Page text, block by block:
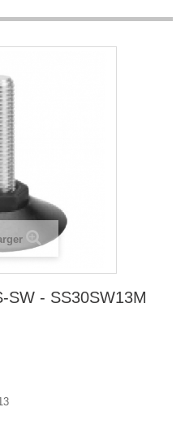
SW - SS30SW13M